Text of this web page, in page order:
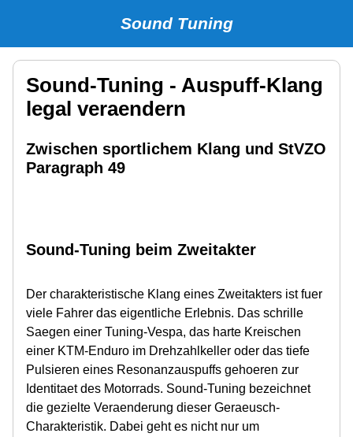
Sound Tuning
Sound-Tuning - Auspuff-Klang
legal veraendern
Zwischen sportlichem Klang und StVZO
Paragraph 49
Sound-Tuning beim Zweitakter
Der charakteristische Klang eines Zweitakters ist fuer
viele Fahrer das eigentliche Erlebnis. Das schrille
Saegen einer Tuning-Vespa, das harte Kreischen
einer KTM-Enduro im Drehzahlkeller oder das tiefe
Pulsieren eines Resonanzauspuffs gehoeren zur
Identitaet des Motorrads. Sound-Tuning bezeichnet
die gezielte Veraenderung dieser Geraeusch-
Charakteristik. Dabei geht es nicht nur um